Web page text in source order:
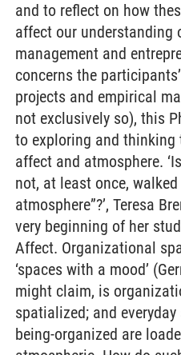
and to reflect on how
affect our understanding
management and
concerns the
projects and empirical
not exclusively so), this
to exploring and thinking
affect and atmosphere.
not, at least once,
atmosphere”?’, Teresa
very beginning of her
Affect. Organizational
‘spaces with a mood’
might claim, is
spatialized; and
being-organized are